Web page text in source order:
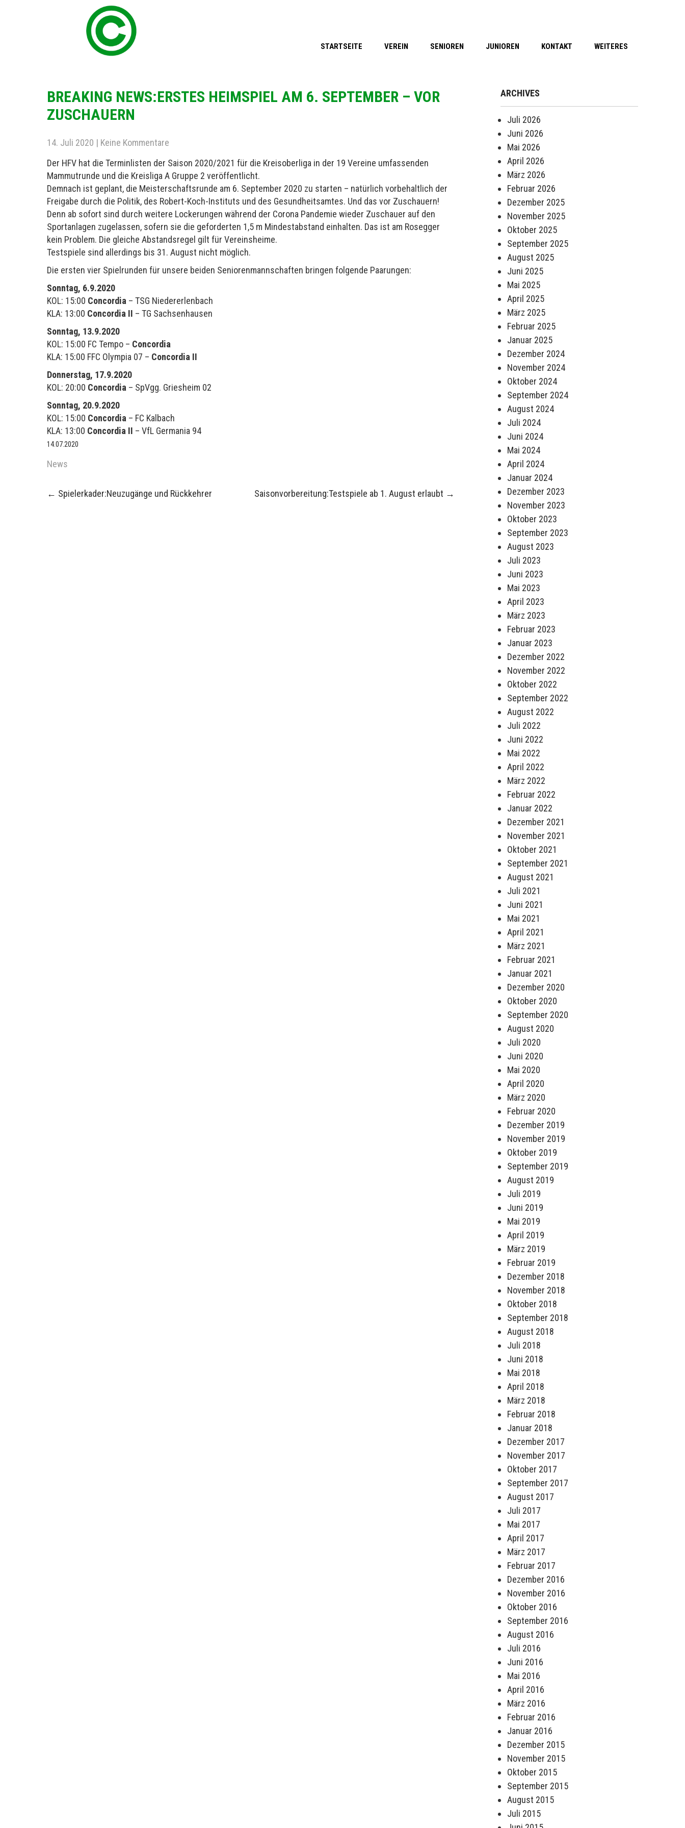
STARTSEITE VEREIN SENIOREN JUNIOREN KONTAKT WEITERES
BREAKING NEWS:ERSTES HEIMSPIEL AM 6. SEPTEMBER – VOR
ZUSCHAUERN
14. Juli 2020 | Keine Kommentare
Der HFV hat die Terminlisten der Saison 2020/2021 für die Kreisoberliga in der 19 Vereine umfassenden
Mammutrunde und die Kreisliga A Gruppe 2 veröffentlicht.
Demnach ist geplant, die Meisterschaftsrunde am 6. September 2020 zu starten – natürlich vorbehaltlich der
Freigabe durch die Politik, des Robert-Koch-Instituts und des Gesundheitsamtes. Und das vor Zuschauern!
Denn ab sofort sind durch weitere Lockerungen während der Corona Pandemie wieder Zuschauer auf den
Sportanlagen zugelassen, sofern sie die geforderten 1,5 m Mindestabstand einhalten. Das ist am Rosegger
kein Problem. Die gleiche Abstandsregel gilt für Vereinsheime.
Testspiele sind allerdings bis 31. August nicht möglich.
Die ersten vier Spielrunden für unsere beiden Seniorenmannschaften bringen folgende Paarungen:
Sonntag, 6.9.2020
KOL: 15:00 Concordia – TSG Niedererlenbach
KLA: 13:00 Concordia II – TG Sachsenhausen
Sonntag, 13.9.2020
KOL: 15:00 FC Tempo – Concordia
KLA: 15:00 FFC Olympia 07 – Concordia II
Donnerstag, 17.9.2020
KOL: 20:00 Concordia – SpVgg. Griesheim 02
Sonntag, 20.9.2020
KOL: 15:00 Concordia – FC Kalbach
KLA: 13:00 Concordia II – VfL Germania 94
14.07.2020
News
Post
← Spielerkader:Neuzugänge und Rückkehrer Saisonvorbereitung:Testspiele ab 1. August erlaubt →
ARCHIVES
Juli 2026
Juni 2026
Mai 2026
April 2026
März 2026
Februar 2026
Dezember 2025
November 2025
Oktober 2025
September 2025
August 2025
Juni 2025
Mai 2025
April 2025
März 2025
Februar 2025
Januar 2025
Dezember 2024
November 2024
Oktober 2024
September 2024
August 2024
Juli 2024
Juni 2024
Mai 2024
April 2024
Januar 2024
Dezember 2023
November 2023
Oktober 2023
September 2023
August 2023
Juli 2023
Juni 2023
Mai 2023
April 2023
März 2023
Februar 2023
Januar 2023
Dezember 2022
November 2022
Oktober 2022
September 2022
August 2022
Juli 2022
Juni 2022
Mai 2022
April 2022
März 2022
Februar 2022
Januar 2022
Dezember 2021
November 2021
Oktober 2021
September 2021
August 2021
Juli 2021
Juni 2021
Mai 2021
April 2021
März 2021
Februar 2021
Januar 2021
Dezember 2020
Oktober 2020
September 2020
August 2020
Juli 2020
Juni 2020
Mai 2020
April 2020
März 2020
Februar 2020
Dezember 2019
November 2019
Oktober 2019
September 2019
August 2019
Juli 2019
Juni 2019
Mai 2019
April 2019
März 2019
Februar 2019
Dezember 2018
November 2018
Oktober 2018
September 2018
August 2018
Juli 2018
Juni 2018
Mai 2018
April 2018
März 2018
Februar 2018
Januar 2018
Dezember 2017
November 2017
Oktober 2017
September 2017
August 2017
Juli 2017
Mai 2017
April 2017
März 2017
Februar 2017
Dezember 2016
November 2016
Oktober 2016
September 2016
August 2016
Juli 2016
Juni 2016
Mai 2016
April 2016
März 2016
Februar 2016
Januar 2016
Dezember 2015
November 2015
Oktober 2015
September 2015
August 2015
Juli 2015